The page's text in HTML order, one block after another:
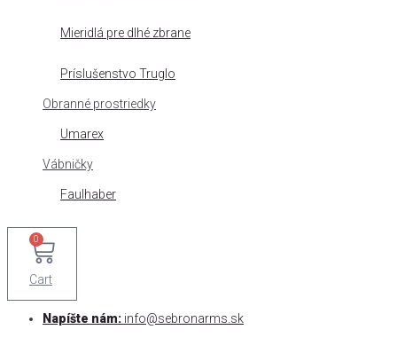
Mieridlá pre dlhé zbrane
Príslušenstvo Truglo
Obranné prostriedky
Umarex
Vábničky
Faulhaber
0
Cart
Napíšte nám: info@sebronarms.sk